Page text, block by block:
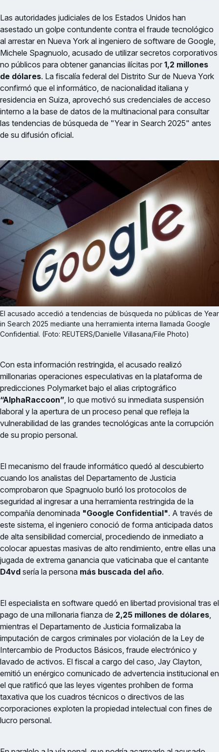
Las autoridades judiciales de los Estados Unidos han
asestado un golpe contundente contra el fraude tecnológico
al arrestar en Nueva York al ingeniero de software de Google,
Michele Spagnuolo, acusado de utilizar secretos corporativos
no públicos para obtener ganancias ilícitas por 1,2 millones
de dólares. La fiscalía federal del Distrito Sur de Nueva York
confirmó que el informático, de nacionalidad italiana y
residencia en Suiza, aprovechó sus credenciales de acceso
interno a la base de datos de la multinacional para consultar
las tendencias de búsqueda de "Year in Search 2025" antes
de su difusión oficial.
El acusado accedió a tendencias de búsqueda no públicas de Year
in Search 2025 mediante una herramienta interna llamada Google
Confidential. (Foto: REUTERS/Danielle Villasana/File Photo)
Con esta información restringida, el acusado realizó
millonarias operaciones especulativas en la plataforma de
predicciones Polymarket bajo el alias criptográfico
“AlphaRaccoon” , lo que motivó su inmediata suspensión
laboral y la apertura de un proceso penal que refleja la
vulnerabilidad de las grandes tecnológicas ante la corrupción
de su propio personal.
El mecanismo del fraude informático quedó al descubierto
cuando los analistas del Departamento de Justicia
comprobaron que Spagnuolo burló los protocolos de
seguridad al ingresar a una herramienta restringida de la
compañía denominada "Google Confidential". A través de
este sistema, el ingeniero conoció de forma anticipada datos
de alta sensibilidad comercial, procediendo de inmediato a
colocar apuestas masivas de alto rendimiento, entre ellas una
jugada de extrema ganancia que vaticinaba que el cantante
D4vd sería la persona más buscada del año.
El especialista en software quedó en libertad provisional tras el
pago de una millonaria fianza de 2,25 millones de dólares
mientras el Departamento de Justicia formalizaba la
imputación de cargos criminales por violación de la Ley de
Intercambio de Productos Básicos, fraude electrónico y
lavado de activos. El fiscal a cargo del caso, Jay Clayton,
emitió un enérgico comunicado de advertencia institucional en
el que ratificó que las leyes vigentes prohíben de forma
taxativa que los cuadros técnicos o directivos de las
corporaciones exploten la propiedad intelectual con fines de
lucro personal.